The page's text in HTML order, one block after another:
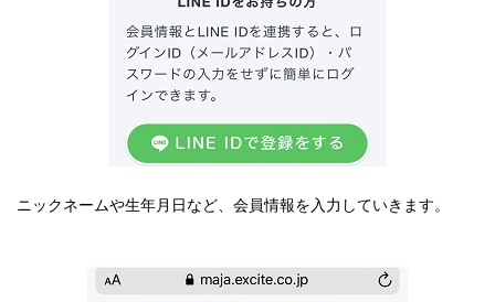
ニックネームや生年月日など、会員情報を入力していきます。